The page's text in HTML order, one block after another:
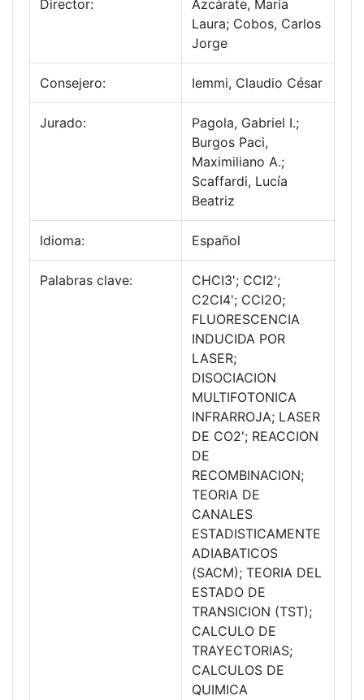
Director:
Azcárate, María
Laura; Cobos, Carlos
Jorge
Consejero: Iemmi, Claudio César
Jurado:
Pagola, Gabriel I.;
Burgos Paci,
Maximiliano A.;
Scaffardi, Lucía
Beatriz
Idioma: Español
Palabras clave:
CHCI3'; CCI2';
C2CI4'; CCI2O;
FLUORESCENCIA
INDUCIDA POR
LASER;
DISOCIACION
MULTIFOTONICA
INFRARROJA; LASER
DE CO2'; REACCION
DE
RECOMBINACION;
TEORIA DE
CANALES
ESTADISTICAMENTE
ADIABATICOS
(SACM); TEORIA DEL
ESTADO DE
TRANSICION (TST);
CALCULO DE
TRAYECTORIAS;
CALCULOS DE
QUIMICA